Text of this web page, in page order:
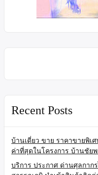
Recent Posts
บ้านเดี่ยว ขาย ราคาขายพิเ
ค่าที่สุดในโครงการ บ้านชัย
บริการ ประกาศ ด่านศุลกา